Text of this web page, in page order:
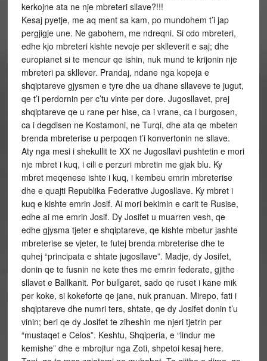
kerkojne ata ne nje mbreteri sllave?!!!
Kesaj pyetje, me aq ment sa kam, po mundohem t’i jap
pergjigje une. Ne gabohem, me ndreqni. Si cdo mbreteri,
edhe kjo mbreteri kishte nevoje per sklleverit e saj; dhe
europianet si te mencur qe ishin, nuk mund te krijonin nje
mbreteri pa skllever. Prandaj, ndane nga kopeja e
shqiptareve gjysmen e tyre dhe ua dhane sllaveve te jugut,
qe t’i perdornin per c’tu vinte per dore. Jugosllavet, prej
shqiptareve qe u rane per hise, ca i vrane, ca i burgosen,
ca i degdisen ne Kostamoni, ne Turqi, dhe ata qe mbeten
brenda mbreterise u perpoqen t’i konvertonin ne sllave.
Aty nga mesi i shekullit te XX ne Jugosllavi pushtetin e mori
nje mbret i kuq, i cili e perzuri mbretin me gjak blu. Ky
mbret meqenese ishte i kuq, i kembeu emrin mbreterise
dhe e quajti Republika Federative Jugosllave. Ky mbret i
kuq e kishte emrin Josif. Ai mori bekimin e carit te Rusise,
edhe ai me emrin Josif. Dy Josifet u muarren vesh, qe
edhe gjysma tjeter e shqiptareve, qe kishte mbetur jashte
mbreterise se vjeter, te futej brenda mbreterise dhe te
quhej “principata e shtate jugosllave”. Madje, dy Josifet,
donin qe te fusnin ne kete thes me emrin federate, gjithe
sllavet e Ballkanit. Por bullgaret, sado qe ruset i kane mik
per koke, si kokeforte qe jane, nuk pranuan. Mirepo, fati i
shqiptareve dhe numri ters, shtate, qe dy Josifet donin t’u
vinin; beri qe dy Josifet te ziheshin me njeri tjetrin per
“mustaqet e Celos”. Keshtu, Shqiperia, e “lindur me
kemishe” dhe e mbrojtur nga Zoti, shpetoi kesaj here.